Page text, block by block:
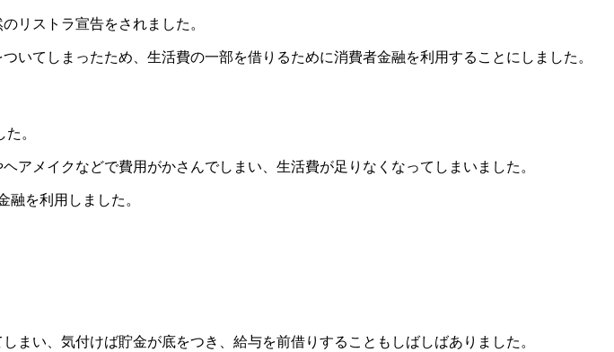
リストラ宣告をされました。
てしまったため、生活費の一部を借りるために消費者金融を利用することにしました。
。
メイクなどで費用がかさんでしまい、生活費が足りなくなってしまいました。
を利用しました。
まい、気付けば貯金が底をつき、給与を前借りすることもしばしばありました。